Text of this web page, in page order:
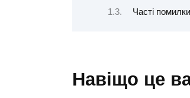
Часті
Навіщо це